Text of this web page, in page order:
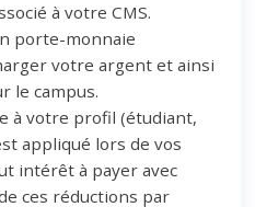
à votre CMS.
porte-monnaie
votre argent et ainsi
le campus.
à votre profil (étudiant,
appliqué lors de vos
intérêt à payer avec
ces réductions par